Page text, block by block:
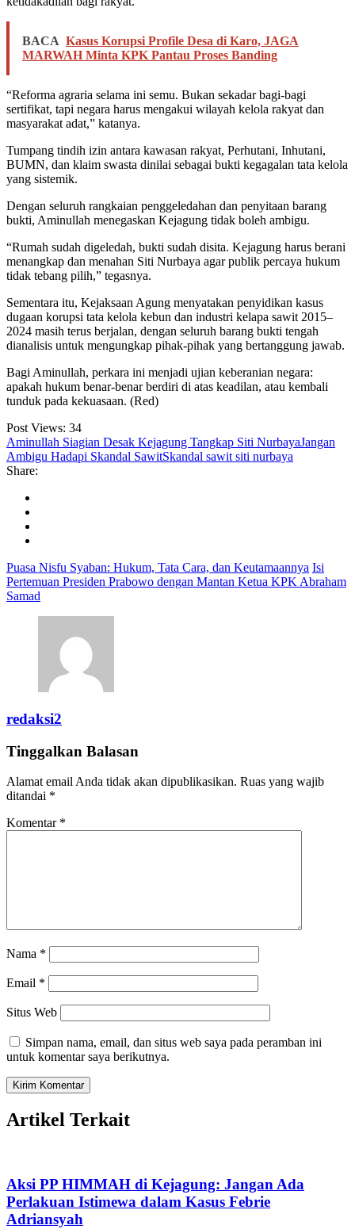
BACA Kasus Korupsi Profile Desa di Karo, JAGA
MARWAH Minta KPK Pantau Proses Banding
“Reforma agraria selama ini semu. Bukan sekadar bagi-bagi
sertifikat, tapi negara harus mengakui wilayah kelola rakyat dan
masyarakat adat,” katanya.
Tumpang tindih izin antara kawasan rakyat, Perhutani, Inhutani,
BUMN, dan klaim swasta dinilai sebagai bukti kegagalan tata kelola
yang sistemik.
Dengan seluruh rangkaian penggeledahan dan penyitaan barang
bukti, Aminullah menegaskan Kejagung tidak boleh ambigu.
“Rumah sudah digeledah, bukti sudah disita. Kejagung harus berani
menangkap dan menahan Siti Nurbaya agar publik percaya hukum
tidak tebang pilih,” tegasnya.
Sementara itu, Kejaksaan Agung menyatakan penyidikan kasus
dugaan korupsi tata kelola kebun dan industri kelapa sawit 2015–
2024 masih terus berjalan, dengan seluruh barang bukti tengah
dianalisis untuk mengungkap pihak-pihak yang bertanggung jawab.
Bagi Aminullah, perkara ini menjadi ujian keberanian negara:
apakah hukum benar-benar berdiri di atas keadilan, atau kembali
tunduk pada kekuasaan. (Red)
Post Views: 34
Aminullah Siagian Desak Kejagung Tangkap Siti NurbayaJangan
Ambigu Hadapi Skandal SawitSkandal sawit siti nurbaya
Share:
Puasa Nisfu Syaban: Hukum, Tata Cara, dan Keutamaannya Isi
Pertemuan Presiden Prabowo dengan Mantan Ketua KPK Abraham
Samad
redaksi2
Tinggalkan Balasan
Alamat email Anda tidak akan dipublikasikan. Ruas yang wajib
ditandai *
Komentar *
Nama *
Email *
Situs Web
Simpan nama, email, dan situs web saya pada peramban ini
untuk komentar saya berikutnya.
Artikel Terkait
Aksi PP HIMMAH di Kejagung: Jangan Ada
Perlakuan Istimewa dalam Kasus Febrie
Adriansyah